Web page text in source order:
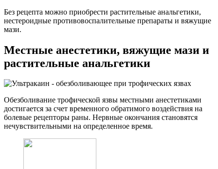
Без рецепта можно приобрести растительные анальгетики,
нестероидные противовоспалительные препараты и вяжущие
мази.
Местные анестетики, вяжущие мази и
растительные анальгетики
Обезболивание трофической язвы местными анестетиками
достигается за счет временного обратимого воздействия на
болевые рецепторы раны. Нервные окончания становятся
нечувствительными на определенное время.